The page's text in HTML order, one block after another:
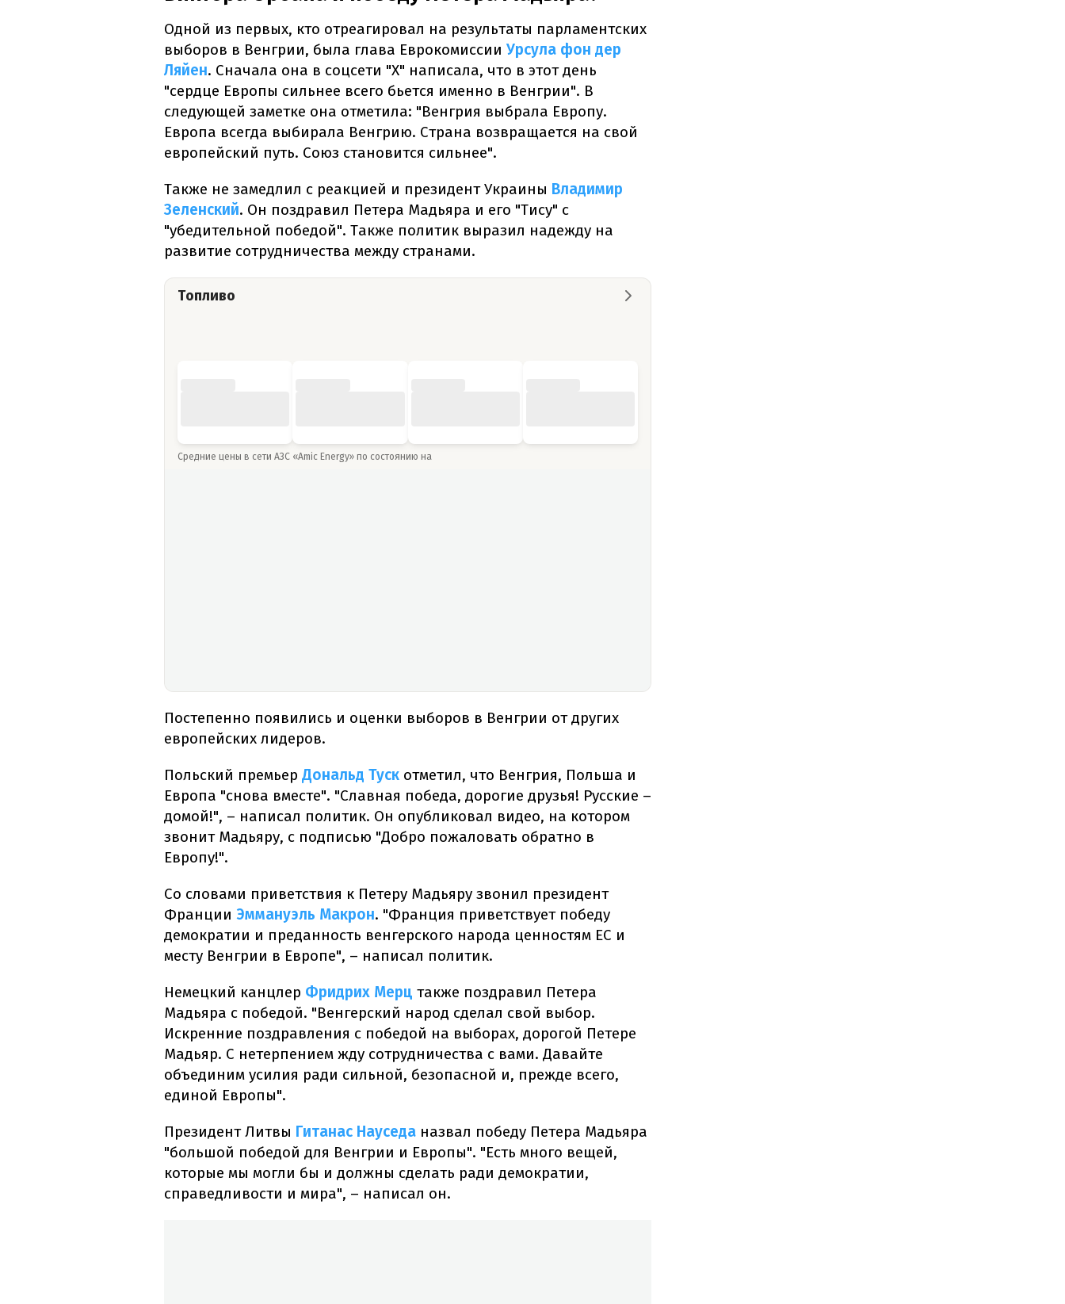
Одной из первых, кто отреагировал на результаты парламентских
выборов в Венгрии, была глава Еврокомиссии Урсула фон дер
Ляйен. Сначала она в соцсети "Х" написала, что в этот день
"сердце Европы сильнее всего бьется именно в Венгрии". В
следующей заметке она отметила: "Венгрия выбрала Европу.
Европа всегда выбирала Венгрию. Страна возвращается на свой
европейский путь. Союз становится сильнее".
Также не замедлил с реакцией и президент Украины Владимир
Зеленский. Он поздравил Петера Мадьяра и его "Тису" с
"убедительной победой". Также политик выразил надежду на
развитие сотрудничества между странами.
Топливо
Средние цены в сети АЗС «Amic Energy» по состоянию на
Постепенно появились и оценки выборов в Венгрии от других
европейских лидеров.
Польский премьер Дональд Туск отметил, что Венгрия, Польша и
Европа "снова вместе". "Славная победа, дорогие друзья! Русские –
домой!", – написал политик. Он опубликовал видео, на котором
звонит Мадьяру, с подписью "Добро пожаловать обратно в
Европу!".
Со словами приветствия к Петеру Мадьяру звонил президент
Франции Эммануэль Макрон. "Франция приветствует победу
демократии и преданность венгерского народа ценностям ЕС и
месту Венгрии в Европе", – написал политик.
Немецкий канцлер Фридрих Мерц также поздравил Петера
Мадьяра с победой. "Венгерский народ сделал свой выбор.
Искренние поздравления с победой на выборах, дорогой Петере
Мадьяр. С нетерпением жду сотрудничества с вами. Давайте
объединим усилия ради сильной, безопасной и, прежде всего,
единой Европы".
Президент Литвы Гитанас Науседа назвал победу Петера Мадьяра
"большой победой для Венгрии и Европы". "Есть много вещей,
которые мы могли бы и должны сделать ради демократии,
справедливости и мира", – написал он.